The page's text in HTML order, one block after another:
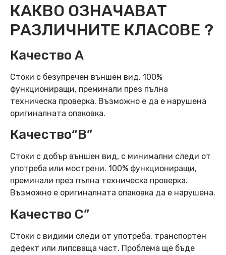
КАКВО ОЗНАЧАВАТ
РАЗЛИЧНИТЕ КЛАСОВЕ ?
Качество А
Стоки с безупречен външен вид. 100%
функциониращи, преминали през пълна
техническа проверка. Възможно е да е нарушена
оригиналната опаковка.
Качество“B”
Стоки с добър външен вид, с минимални следи от
употреба или мострени. 100% функциониращи,
преминали през пълна техническа проверка.
Възможно е оригиналната опаковка да е нарушена.
Качество C”
Стоки с видими следи от употреба, транспортен
дефект или липсваща част. Проблема ще бъде